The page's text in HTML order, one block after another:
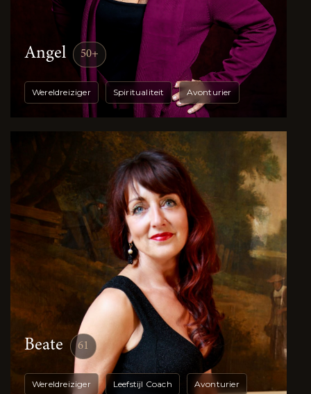
Angel 50+
Wereldreiziger Spiritualiteit Avonturier
Beate 61
Wereldreiziger Leefstijl Coach Avonturier